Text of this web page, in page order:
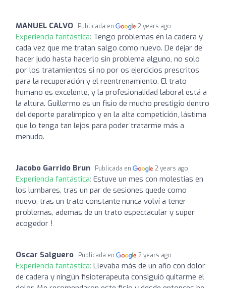
MANUEL CALVO Publicada en 2 years ago
Experiencia fantástica: Tengo problemas en la cadera y
cada vez que me tratan salgo como nuevo. De dejar de
hacer judo hasta hacerlo sin problema alguno, no solo
por los tratamientos si no por os ejercicios prescritos
para la recuperación y el reentrenamiento. El trato
humano es excelente, y la profesionalidad laboral está a
la altura. Guillermo es un fisio de mucho prestigio dentro
del deporte paralímpico y en la alta competición, lástima
que lo tenga tan lejos para poder tratarme más a
menudo.
Jacobo Garrido Brun Publicada en 2 years ago
Experiencia fantástica: Estuve un mes con molestias en
los lumbares, tras un par de sesiones quede como
nuevo, tras un trato constante nunca volví a tener
problemas, ademas de un trato espectacular y super
acogedor !
Oscar Salguero Publicada en 2 years ago
Experiencia fantástica: Llevaba más de un año con dolor
de cadera y ningún fisioterapeuta consiguió quitarme el